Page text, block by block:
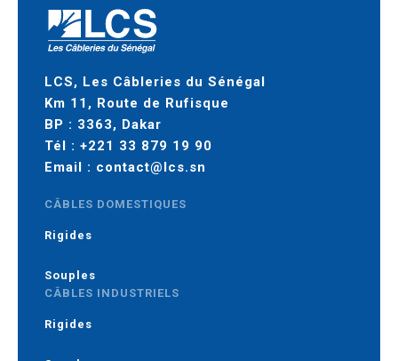
LCS, Les Câbleries du Sénégal
Km 11, Route de Rufisque
BP : 3363, Dakar
Tél : +221 33 879 19 90
Email : contact@lcs.sn
CÂBLES DOMESTIQUES
Rigides
Souples
CÂBLES INDUSTRIELS
Rigides